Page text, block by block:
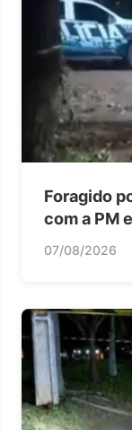
Foragido
com a PM
07/08/2026